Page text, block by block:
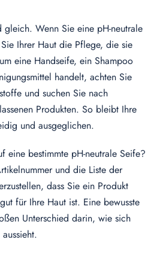
Wenn Sie eine pH-neutrale
Ihrer Haut die Pflege, die sie
eine Handseife, ein Shampoo
handelt, achten Sie
und suchen Sie nach
Produkten. So bleibt Ihre
und ausgeglichen.
eine bestimmte pH-neutrale Seife?
und die Liste der
dass Sie ein Produkt
für Ihre Haut ist. Eine bewusste
Unterschied darin, wie sich